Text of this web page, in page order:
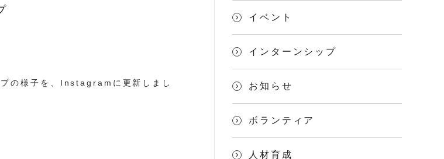
の様子を、Instagramに更新しまし
イベント
インターンシップ
お知らせ
ボランティア
人材育成